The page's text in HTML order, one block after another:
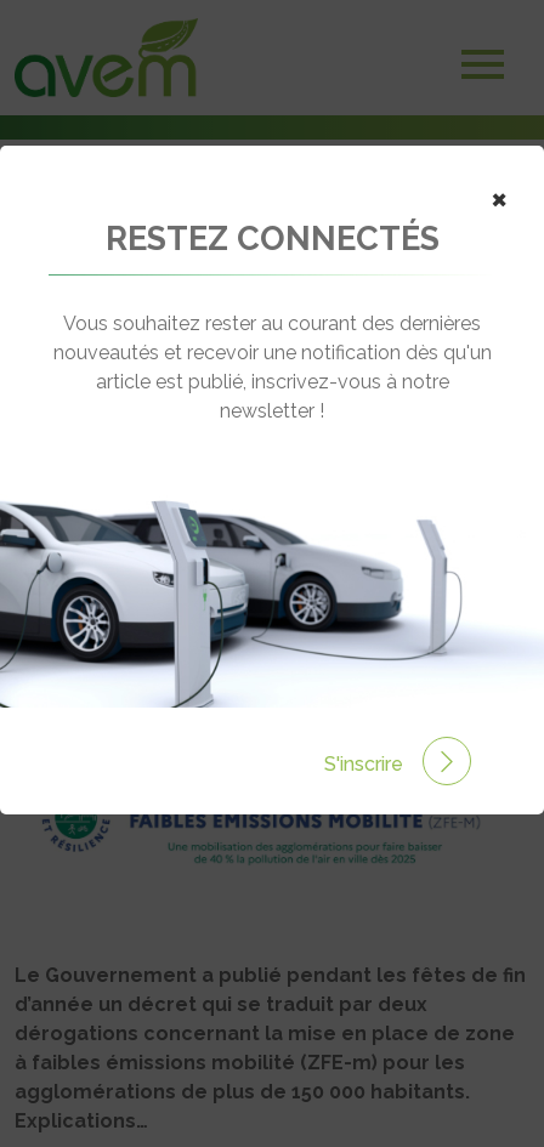
Deux dérogations de ZFE pour les agglomérations
← Revenir aux actualités
LES AGGLOMÉRATIONS
Rédigé par Julie ALUNNO le 27 Déc 2022 à 14:00
commentaires
Le Gouvernement a publié pendant les fêtes de fin
d’année un décret qui se traduit par deux
dérogations concernant la mise en place de zone
à faibles émissions mobilité (ZFE-m) pour les
agglomérations de plus de 150 000 habitants.
Explications…
×
RESTEZ CONNECTÉS
Vous souhaitez rester au courant des dernières
nouveautés et recevoir une notification dès qu'un
article est publié, inscrivez-vous à notre
newsletter !
S'inscrire